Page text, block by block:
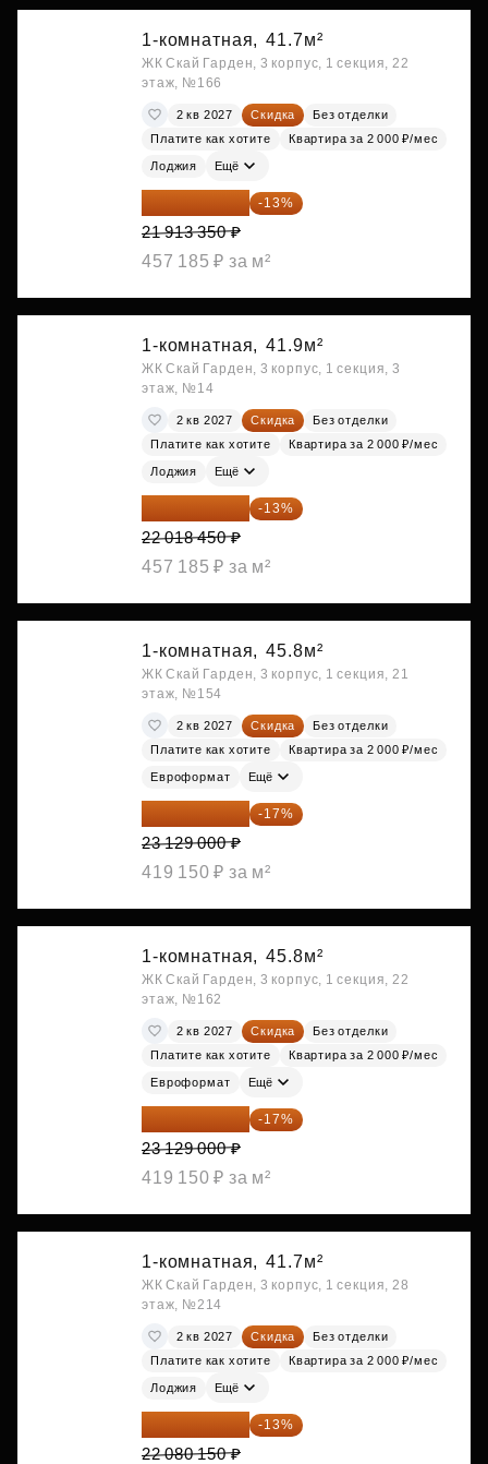
1-комнатная, 41.7м²
ЖК Скай Гарден, 3 корпус, 1 секция, 22
этаж, №166
2 кв 2027 Скидка
Без отделки
Платите как хотите
Квартира за 2 000 ₽/мес
Лоджия Ещё
19 064 615 ₽ -13%
21 913 350 ₽
457 185 ₽ за м²
1-комнатная, 41.9м²
ЖК Скай Гарден, 3 корпус, 1 секция, 3
этаж, №14
2 кв 2027 Скидка
Без отделки
Платите как хотите
Квартира за 2 000 ₽/мес
Лоджия Ещё
19 156 052 ₽ -13%
22 018 450 ₽
457 185 ₽ за м²
1-комнатная, 45.8м²
ЖК Скай Гарден, 3 корпус, 1 секция, 21
этаж, №154
2 кв 2027 Скидка
Без отделки
Платите как хотите
Квартира за 2 000 ₽/мес
Евроформат Ещё
19 197 070 ₽ -17%
23 129 000 ₽
419 150 ₽ за м²
1-комнатная, 45.8м²
ЖК Скай Гарден, 3 корпус, 1 секция, 22
этаж, №162
2 кв 2027 Скидка
Без отделки
Платите как хотите
Квартира за 2 000 ₽/мес
Евроформат Ещё
19 197 070 ₽ -17%
23 129 000 ₽
419 150 ₽ за м²
1-комнатная, 41.7м²
ЖК Скай Гарден, 3 корпус, 1 секция, 28
этаж, №214
2 кв 2027 Скидка
Без отделки
Платите как хотите
Квартира за 2 000 ₽/мес
Лоджия Ещё
19 209 731 ₽ -13%
22 080 150 ₽